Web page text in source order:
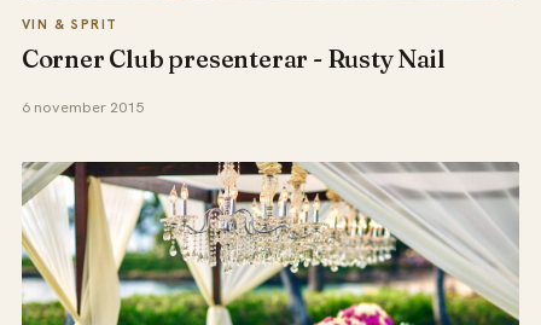
VIN & SPRIT
Corner Club presenterar - Rusty Nail
6 november 2015